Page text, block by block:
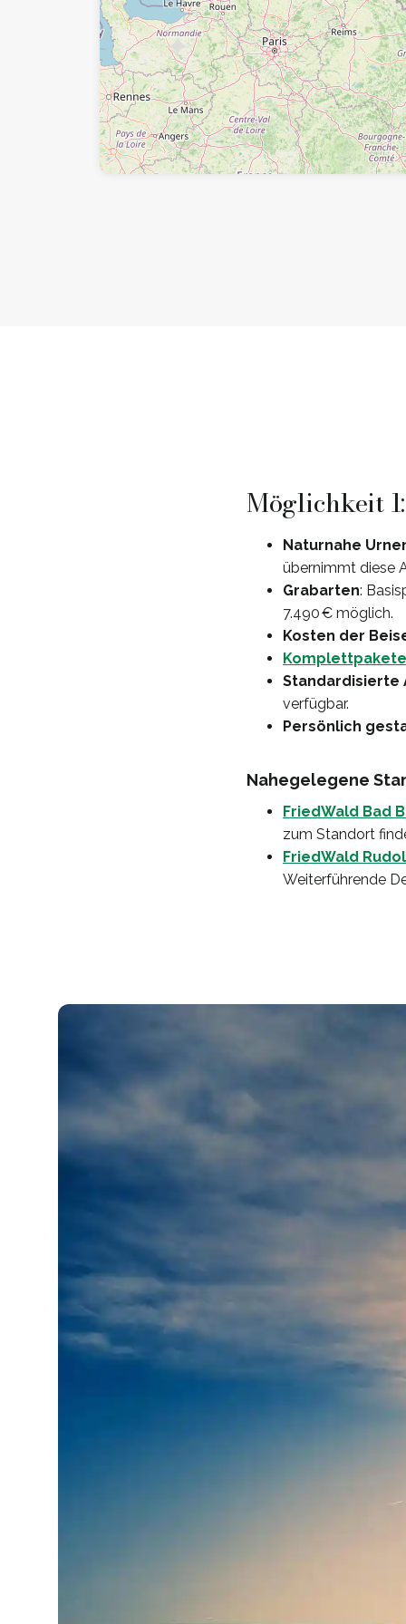
Möglichkeit
Naturnahe
übernimmt diese
Grabarten:
7.490 € möglich.
Kosten der
Komplettpakete
Standardisierte
verfügbar.
Persönlich
Nahegelegene
FriedWald Bad
zum Standort
FriedWald
Weiterführende